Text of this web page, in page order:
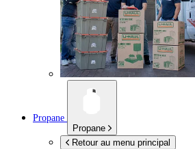
Propane
Propane
Retour au menu principal